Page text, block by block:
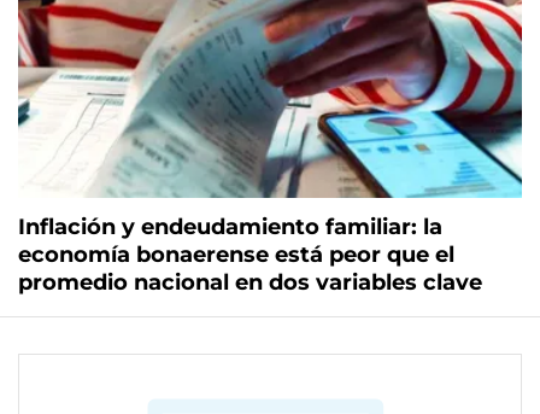
Inflación y endeudamiento familiar: la
economía bonaerense está peor que el
promedio nacional en dos variables clave